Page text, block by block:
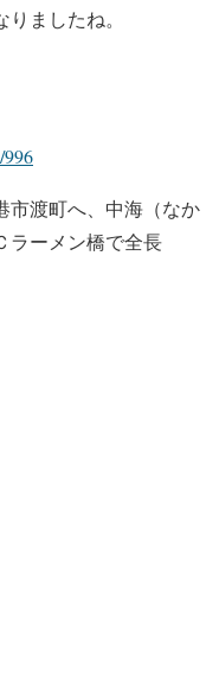
ましたね。
市渡町へ、中海（なか
ラーメン橋で全長